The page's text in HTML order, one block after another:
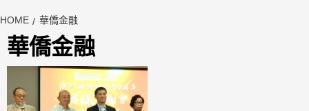
HOME 華僑金融
華僑金融